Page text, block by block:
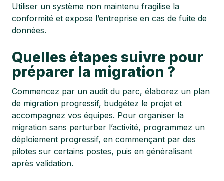
Utiliser un système non maintenu fragilise la
conformité et expose l’entreprise en cas de fuite de
données.
Quelles étapes suivre pour
préparer la migration ?
Commencez par un audit du parc, élaborez un plan
de migration progressif, budgétez le projet et
accompagnez vos équipes. Pour organiser la
migration sans perturber l’activité, programmez un
déploiement progressif, en commençant par des
pilotes sur certains postes, puis en généralisant
après validation.